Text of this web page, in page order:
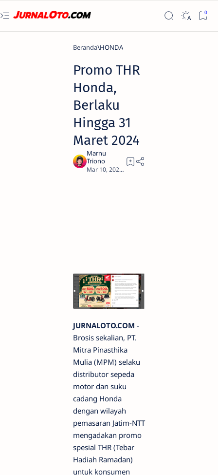
Beranda HONDA
Promo THR
Honda,
Berlaku
Hingga 31
Maret 2024
JURNALOTO.COM -
Brosis sekalian, PT.
Mitra Pinasthika
Mulia (MPM) selaku
distributor sepeda
motor dan suku
cadang Honda
dengan wilayah
pemasaran Jatim-NTT
mengadakan promo
spesial THR (Tebar
Hadiah Ramadan)
untuk konsumen